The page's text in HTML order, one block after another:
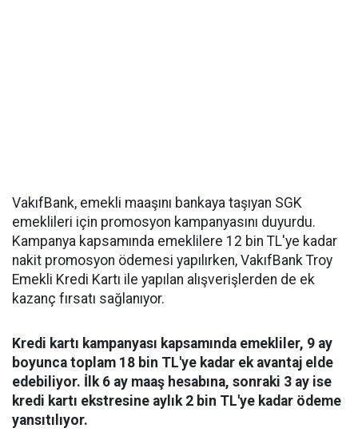
VakıfBank, emekli maaşını bankaya taşıyan SGK
emeklileri için promosyon kampanyasını duyurdu.
Kampanya kapsamında emeklilere 12 bin TL'ye kadar
nakit promosyon ödemesi yapılırken, VakıfBank Troy
Emekli Kredi Kartı ile yapılan alışverişlerden de ek
kazanç fırsatı sağlanıyor.
Kredi kartı kampanyası kapsamında emekliler, 9 ay
boyunca toplam 18 bin TL'ye kadar ek avantaj elde
edebiliyor. İlk 6 ay maaş hesabına, sonraki 3 ay ise
kredi kartı ekstresine aylık 2 bin TL'ye kadar ödeme
yansıtılıyor.